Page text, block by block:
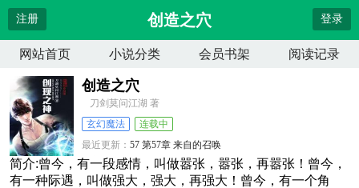
注册 创造之穴 登录
网站首页 小说分类 会员书架 阅读记录
创造之穴
刀剑莫问江湖 著
玄幻魔法
连载中
最近更新：57 第57章 来自的召唤
更新时间：2026-04-11 21:33:38
简介:曾今，有一段感情，叫做嚣张，嚣张，再嚣张！曾今，
有一种际遇，叫做强大，强大，再强大！曾今，有一个角